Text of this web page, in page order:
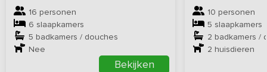
16 personen
6 slaapkamers
5 badkamers / douches
Nee
Bekijken
10 personen
5 slaapkamers
2 badkamers /
2 huisdieren